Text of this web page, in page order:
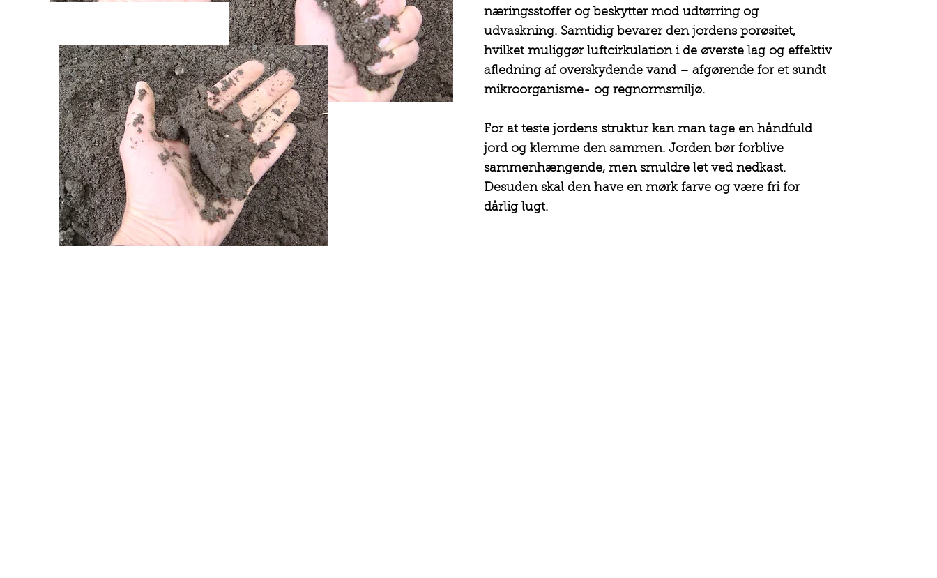
næringsstoffer og beskytter mod udtørring og
udvaskning. Samtidig bevarer den jordens porøsitet,
hvilket muliggør luftcirkulation i de øverste lag og effektiv
afledning af overskydende vand – afgørende for et sundt
mikroorganisme- og regnormsmiljø.
For at teste jordens struktur kan man tage en håndfuld
jord og klemme den sammen. Jorden bør forblive
sammenhængende, men smuldre let ved nedkast.
Desuden skal den have en mørk farve og være fri for
dårlig lugt.